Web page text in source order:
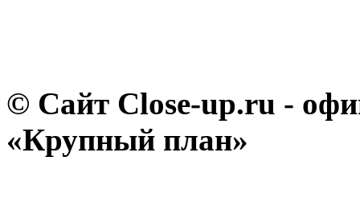
© Сайт Close-up.ru -
«Крупный план»